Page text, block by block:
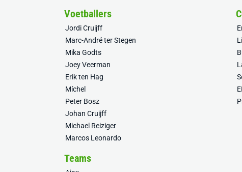
Voetballers
Jordi Cruijff
Marc-André ter Stegen
Mika Godts
Joey Veerman
Erik ten Hag
Míchel
Peter Bosz
Johan Cruijff
Michael Reiziger
Marcos Leonardo
Teams